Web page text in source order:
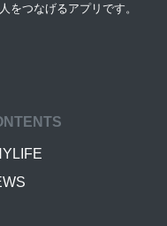
をつなげるアプリです。